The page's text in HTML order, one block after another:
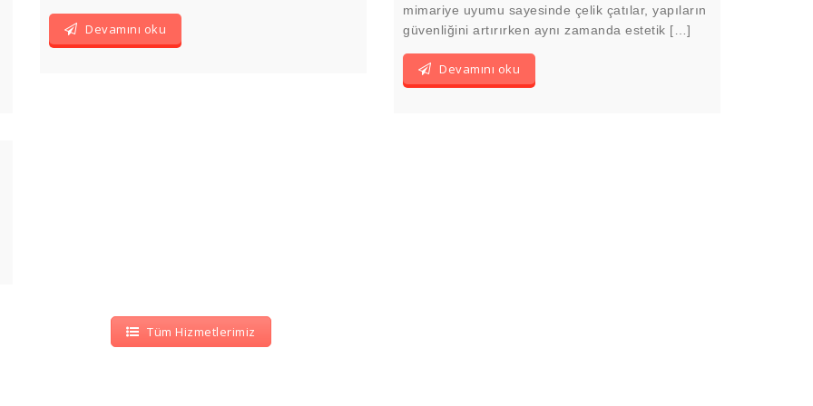
Devamını oku
mimariye uyumu sayesinde çelik çatılar, yapıların
güvenliğini artırırken aynı zamanda estetik […]
Devamını oku
Tüm Hizmetlerimiz